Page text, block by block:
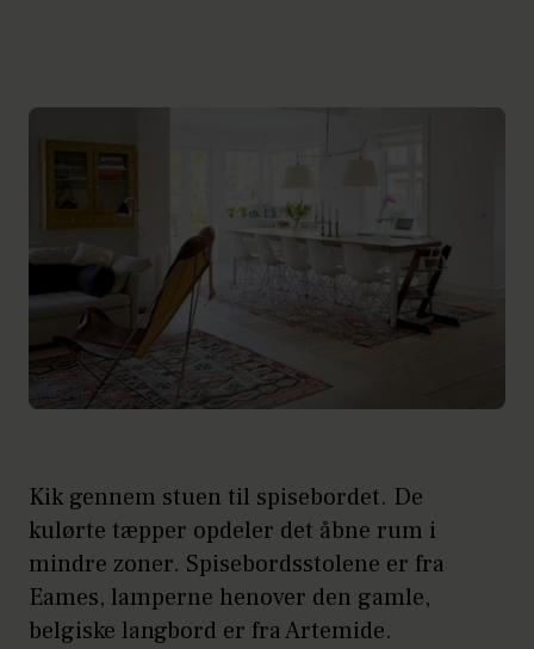
Kik gennem stuen til spisebordet. De
kulørte tæpper opdeler det åbne rum i
mindre zoner. Spisebordsstolene er fra
Eames, lamperne henover den gamle,
belgiske langbord er fra Artemide.